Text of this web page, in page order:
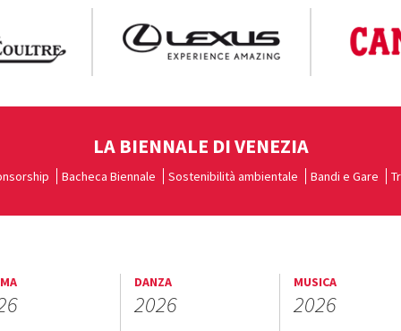
LA BIENNALE DI VENEZIA
Bacheca Biennale Sostenibilità ambientale Bandi e Gare
DANZA
2026
MUSICA
2026